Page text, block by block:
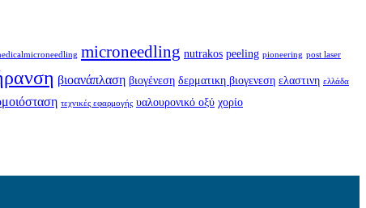
microneedling nutrakos peeling pioneering post laser
βιοανάπλαση βιογένεση δερματικη βιογενεση ελαστινη ελλάδα
τεχνικές εφαρμογής υαλουρονικό οξύ χορίο